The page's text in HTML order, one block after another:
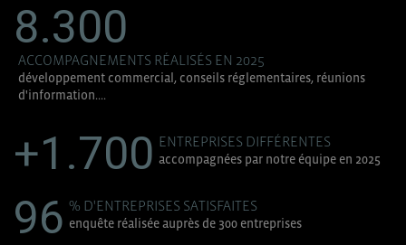
8.300
ACCOMPAGNEMENTS RÉALISÉS EN 2025
développement commercial, conseils réglementaires, réunions
d'information....
+1.700 ENTREPRISES DIFFÉRENTES
accompagnées par notre équipe en 2025
96 % D'ENTREPRISES SATISFAITES
enquête réalisée auprès de 300 entreprises